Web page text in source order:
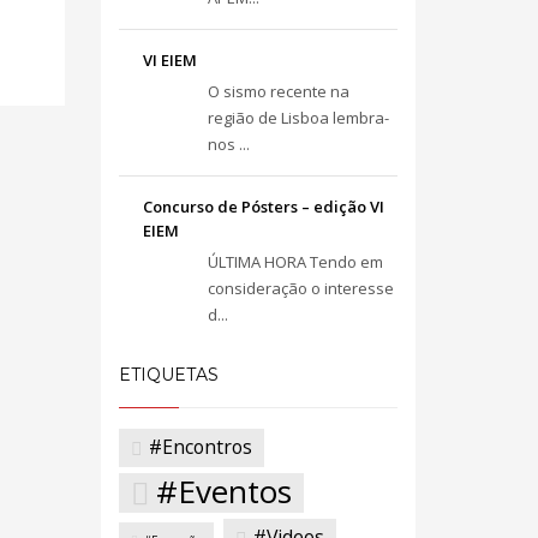
VI EIEM
O sismo recente na
região de Lisboa lembra-
nos ...
Concurso de Pósters – edição VI
EIEM
ÚLTIMA HORA Tendo em
consideração o interesse
d...
ETIQUETAS
#Encontros
#Eventos